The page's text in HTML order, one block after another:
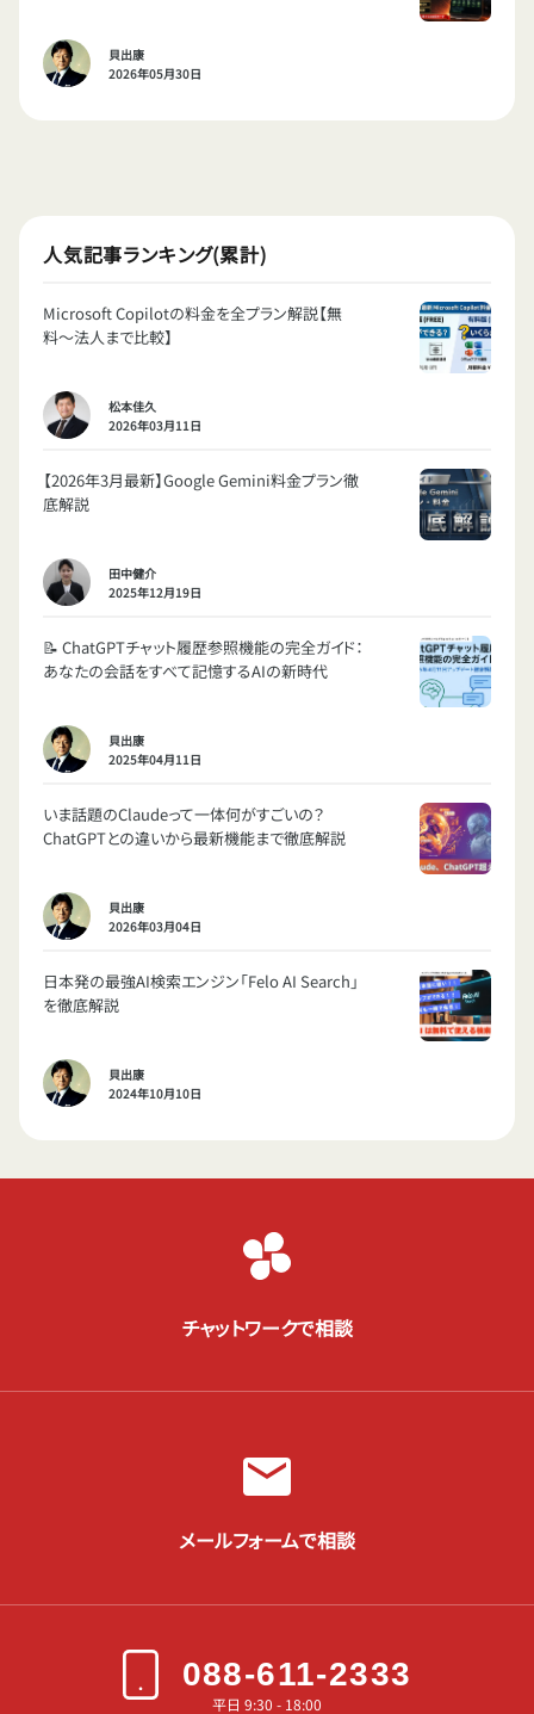
貝出康
2026年05月30日
人気記事ランキング(累計)
Microsoft Copilotの料金を全プラン解説【無
料〜法人まで比較】
松本佳久
2026年03月11日
【2026年3月最新】Google Gemini料金プラン徹
底解説
田中健介
2025年12月19日
📝 ChatGPTチャット履歴参照機能の完全ガイド：
あなたの会話をすべて記憶するAIの新時代
貝出康
2025年04月11日
いま話題のClaudeって一体何がすごいの？
ChatGPTとの違いから最新機能まで徹底解説
貝出康
2026年03月04日
日本発の最強AI検索エンジン「Felo AI Search」
を徹底解説
貝出康
2024年10月10日
チャットワークで相談
メールフォームで相談
088-611-2333
平日 9:30 - 18:00